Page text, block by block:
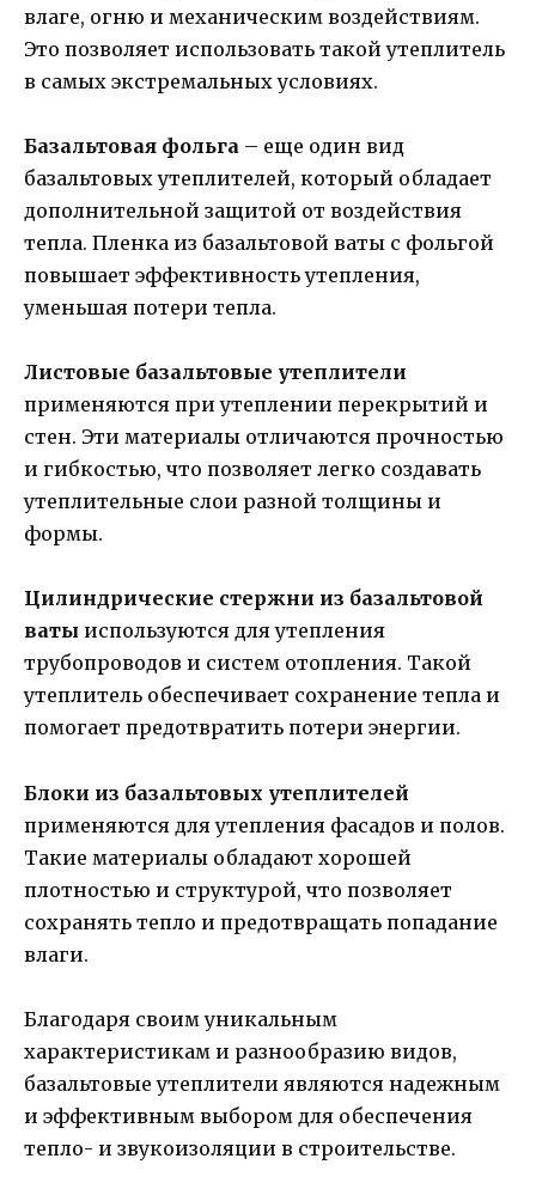
влаге, огню и механическим воздействиям.
Это позволяет использовать такой утеплитель
в самых экстремальных условиях.
Базальтовая фольга – еще один вид
базальтовых утеплителей, который обладает
дополнительной защитой от воздействия
тепла. Пленка из базальтовой ваты с фольгой
повышает эффективность утепления,
уменьшая потери тепла.
Листовые базальтовые утеплители
применяются при утеплении перекрытий и
стен. Эти материалы отличаются прочностью
и гибкостью, что позволяет легко создавать
утеплительные слои разной толщины и
формы.
Цилиндрические стержни из базальтовой
ваты используются для утепления
трубопроводов и систем отопления. Такой
утеплитель обеспечивает сохранение тепла и
помогает предотвратить потери энергии.
Блоки из базальтовых утеплителей
применяются для утепления фасадов и полов.
Такие материалы обладают хорошей
плотностью и структурой, что позволяет
сохранять тепло и предотвращать попадание
влаги.
Благодаря своим уникальным
характеристикам и разнообразию видов,
базальтовые утеплители являются надежным
и эффективным выбором для обеспечения
тепло- и звукоизоляции в строительстве.